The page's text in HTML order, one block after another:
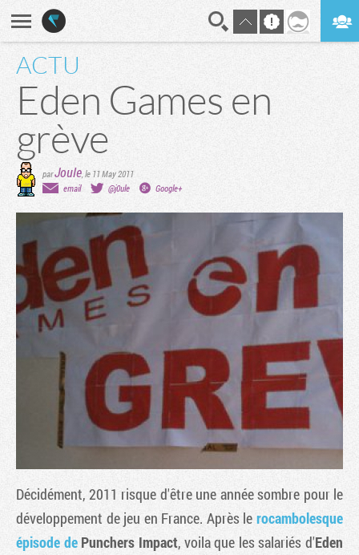
ACTU
Eden Games en
grève
parJoule,le 11 May 2011
email
@j0ule Google+
Décidément, 2011 risque d'être une année sombre pour le
développement de jeu en France. Après le rocambolesque
épisode de Punchers Impact, voila que les salariés d'Eden